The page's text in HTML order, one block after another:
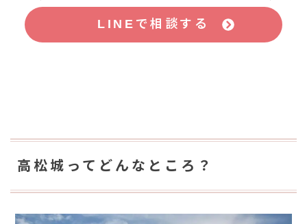
LINEで相談する
高松城ってどんなところ？